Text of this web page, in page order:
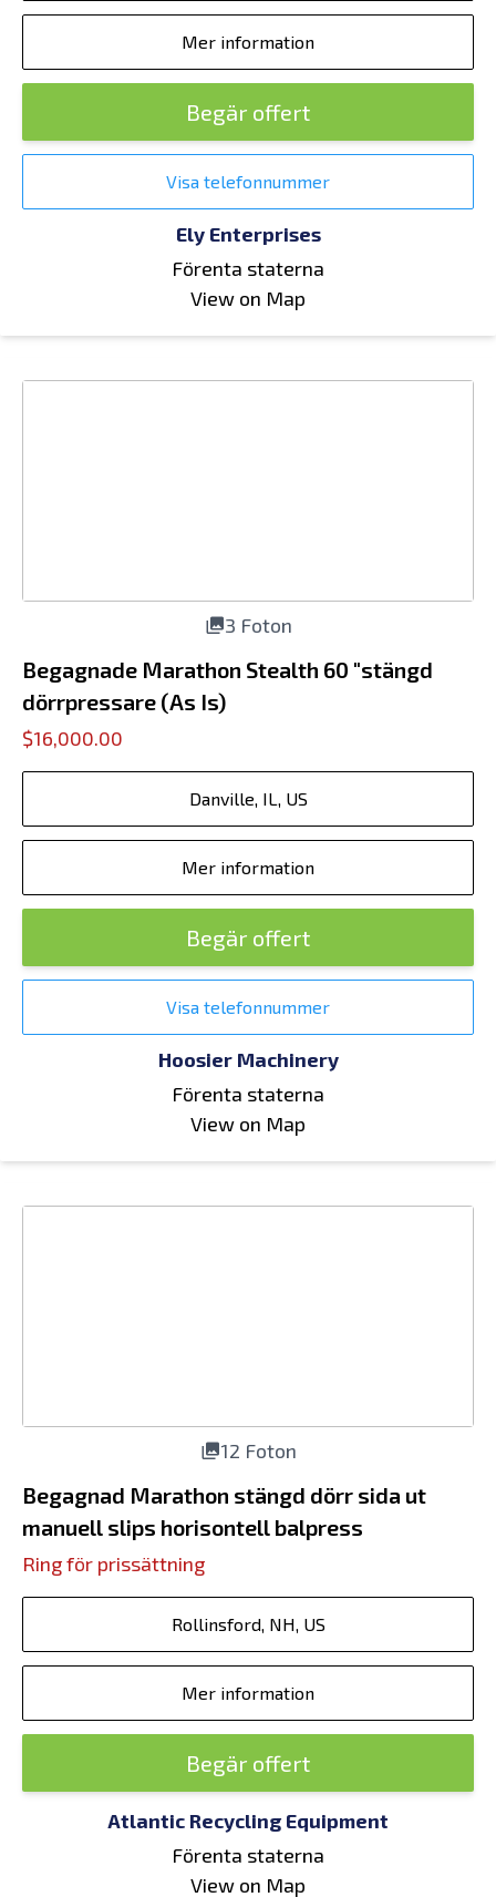
Mer information
Begär offert
Visa telefonnummer
Ely Enterprises
Förenta staterna
View on Map
3 Foton
Begagnade Marathon Stealth 60 "stängd
dörrpressare (As Is)
$16,000.00
Danville, IL, US
Mer information
Begär offert
Visa telefonnummer
Hoosier Machinery
Förenta staterna
View on Map
12 Foton
Begagnad Marathon stängd dörr sida ut
manuell slips horisontell balpress
Ring för prissättning
Rollinsford, NH, US
Mer information
Begär offert
Atlantic Recycling Equipment
Förenta staterna
View on Map